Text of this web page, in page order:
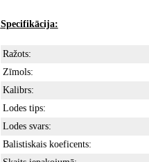
​Specifikācija:
Ražots:
Zīmols:
Kalibrs:
Lodes tips:
Lodes svars:
Balistiskais koeficents: